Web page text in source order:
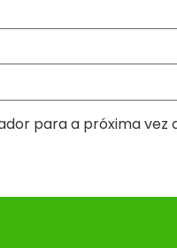
para a próxima vez